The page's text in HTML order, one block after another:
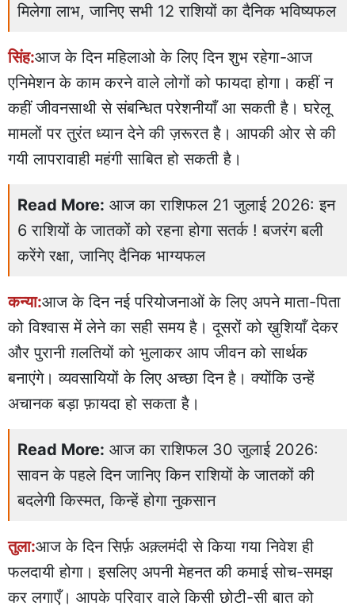
मिलेगा लाभ, जानिए सभी 12 राशियों का दैनिक भविष्यफल
सिंह:आज के दिन महिलाओ के लिए दिन शुभ रहेगा-आज
एनिमेशन के काम करने वाले लोगों को फायदा होगा। कहीं न
कहीं जीवनसाथी से संबन्धित परेशनीयाँ आ सकती है। घरेलू
मामलों पर तुरंत ध्यान देने की ज़रूरत है। आपकी ओर से की
गयी लापरावाही महंगी साबित हो सकती है।
Read More: आज का राशिफल 21 जुलाई 2026: इन
6 राशियों के जातकों को रहना होगा सतर्क ! बजरंग बली
करेंगे रक्षा, जानिए दैनिक भाग्यफल
कन्या:आज के दिन नई परियोजनाओं के लिए अपने माता-पिता
को विश्वास में लेने का सही समय है। दूसरों को ख़ुशियाँ देकर
और पुरानी ग़लतियों को भुलाकर आप जीवन को सार्थक
बनाएंगे। व्यवसायियों के लिए अच्छा दिन है। क्योंकि उन्हें
अचानक बड़ा फ़ायदा हो सकता है।
Read More: आज का राशिफल 30 जुलाई 2026:
सावन के पहले दिन जानिए किन राशियों के जातकों की
बदलेगी किस्मत, किन्हें होगा नुकसान
तुला:आज के दिन सिर्फ़ अक़्लमंदी से किया गया निवेश ही
फलदायी होगा। इसलिए अपनी मेहनत की कमाई सोच-समझ
कर लगाएँ। आपके परिवार वाले किसी छोटी-सी बात को